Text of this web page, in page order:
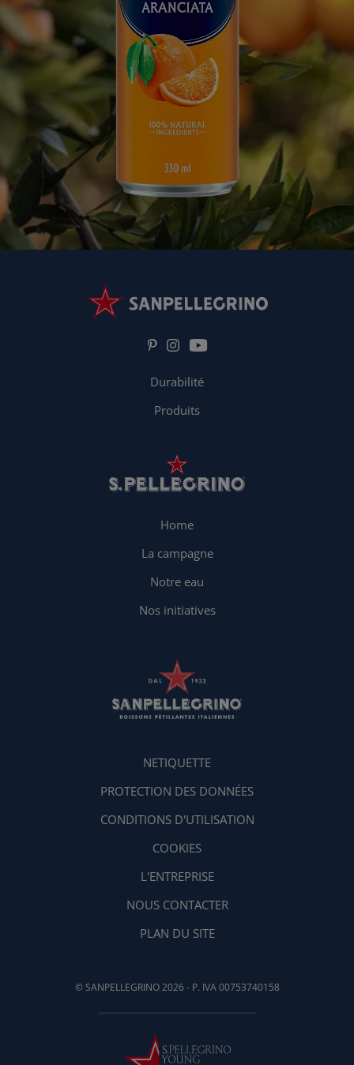
Durabilité
Produits
Home
La campagne
Notre eau
Nos initiatives
NETIQUETTE
PROTECTION DES DONNÉES
CONDITIONS D'UTILISATION
COOKIES
L'ENTREPRISE
NOUS CONTACTER
PLAN DU SITE
© SANPELLEGRINO 2026 - P. IVA 00753740158